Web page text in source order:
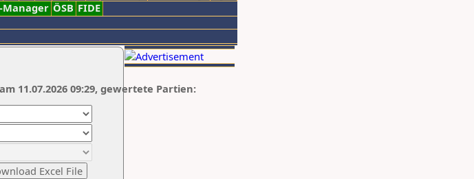
Manager ÖSB FIDE
11.07.2026 09:29, gewertete Partien: